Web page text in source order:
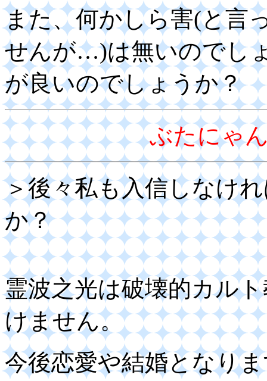
また、何かしら害(と言
せんが…)は無いのでし
が良いのでしょうか？
ぶたにゃ
＞後々私も入信しなけ
か？
霊波之光は破壊的カル
けません。
今後恋愛や結婚となり